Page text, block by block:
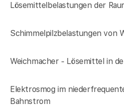
Lösemittelbelastungen der
Schimmelpilzbelastungen von
Weichmacher - Lösemittel in
Elektrosmog im
Bahnstrom